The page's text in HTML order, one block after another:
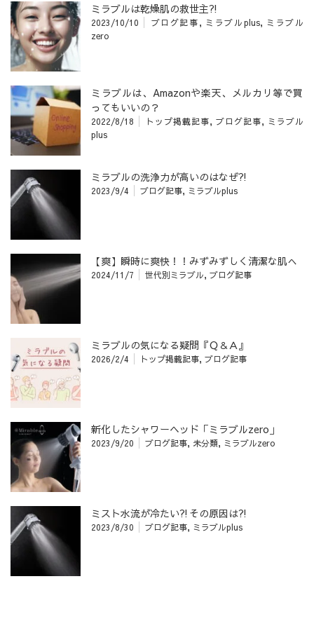
ミラブルは乾燥肌の救世主⁈
2023/10/10 ブログ記事, ミラブルplus, ミラブル
zero
ミラブルは、Amazonや楽天、メルカリ等で買
ってもいいの？
2022/8/18 トップ掲載記事, ブログ記事, ミラブル
plus
ミラブルの洗浄力が高いのはなぜ⁈
2023/9/4 ブログ記事, ミラブルplus
【爽】瞬時に爽快！！みずみずしく清潔な肌へ
2024/11/7 世代別ミラブル, ブログ記事
ミラブルの気になる疑問『Ｑ＆Ａ』
2026/2/4 トップ掲載記事, ブログ記事
新化したシャワーヘッド「ミラブルzero」
2023/9/20 ブログ記事, 未分類, ミラブルzero
ミスト水流が冷たい⁈その原因は⁈
2023/8/30 ブログ記事, ミラブルplus